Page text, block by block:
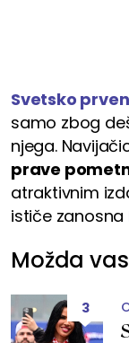
Svetsko
samo zbog
njega.
prave
atraktivnim
ističe zanosna
Možda
3